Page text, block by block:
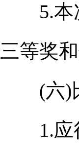
5.本次
三等奖
(六)比
1.应征